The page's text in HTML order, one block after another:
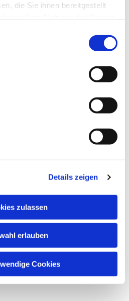
die Sie ihnen bereitgestellt
Details zeigen
zulassen
erlauben
Cookies
© Meike Lottmann
60326 Frankfurt am